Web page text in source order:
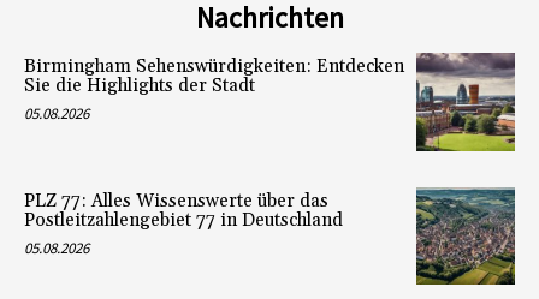
Nachrichten
Birmingham Sehenswürdigkeiten: Entdecken
Sie die Highlights der Stadt
05.08.2026
PLZ 77: Alles Wissenswerte über das
Postleitzahlengebiet 77 in Deutschland
05.08.2026